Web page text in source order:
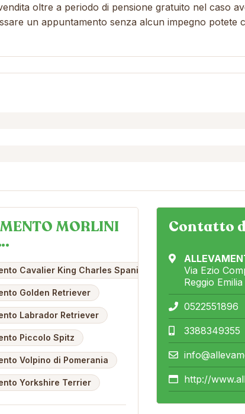
oltre a periodo di pensione gratuito nel caso
un appuntamento senza alcun impegno potete
MORLINI
Cavalier King Charles Spaniel
Golden Retriever
Labrador Retriever
Piccolo Spitz
Volpino di Pomerania
Yorkshire Terrier
Contatto
Via Ezio
Reggio Emilia
0522551896
3388349355
http://